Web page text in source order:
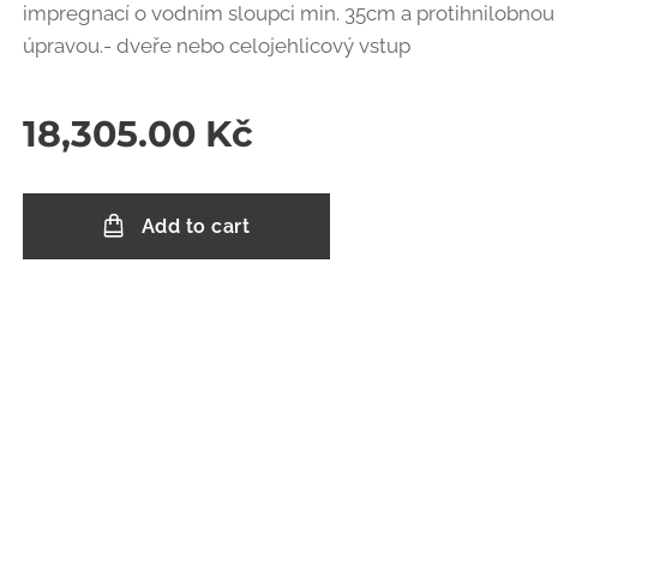
impregnací o vodním sloupci min. 35cm a protihnilobnou
úpravou.- dveře nebo celojehlicový vstup
18,305.00 Kč
Add to cart